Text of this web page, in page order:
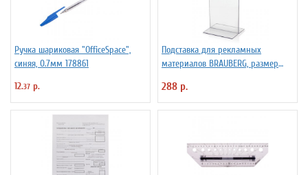
Ручка шариковая "OfficeSpace",
синяя, 0.7мм 178861
12.37 р.
Подставка для рекламных
материалов BRAUBERG, размер
двусторонняя, оргст
288 р.